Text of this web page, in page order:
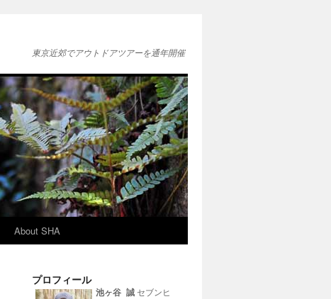
東京近郊でアウトドアツアーを通年開催
About SHA
プロフィール
池ヶ谷 誠 セブンヒ